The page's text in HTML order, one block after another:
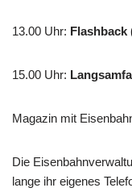
13.00 Uhr: Flashback
15.00 Uhr:
Magazin mit
Die
lange ihr eigenes